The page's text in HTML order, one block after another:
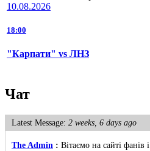
10.08.2026
18:00
"Карпати" vs ЛНЗ
Чат
Latest Message: 2 weeks, 6 days ago
The Admin : Вітаємо на сайті фанів і